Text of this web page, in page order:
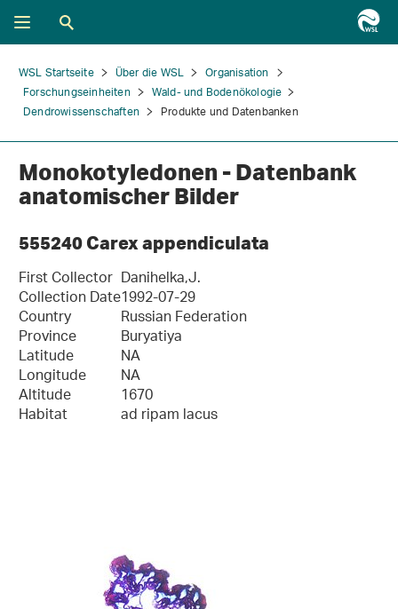
WSL Startseite Über die WSL
Organisation
Forschungseinheiten
Wald- und Bodenökologie
Dendrowissenschaften
Produkte und Datenbanken
Monokotyledonen - Datenbank
anatomischer Bilder
555240 Carex appendiculata
First Collector Danihelka,J.
Collection Date1992-07-29
Country Russian Federation
Province Buryatiya
Latitude NA
Longitude NA
Altitude 1670
Habitat ad ripam lacus